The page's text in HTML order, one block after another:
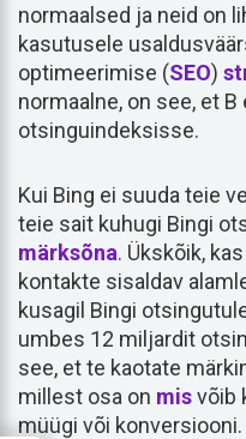
normaalsed ja neid on
kasutusele
optimeerimise (SEO)
normaalne, on see, et
otsinguindeksisse.
Kui Bing ei suuda teie
teie sait kuhugi Bingi
märksõna. Ükskõik,
kontakte sisaldav
kusagil Bingi
umbes 12 miljardit
see, et te kaotate
millest osa on misvõib
müügi või konversiooni.